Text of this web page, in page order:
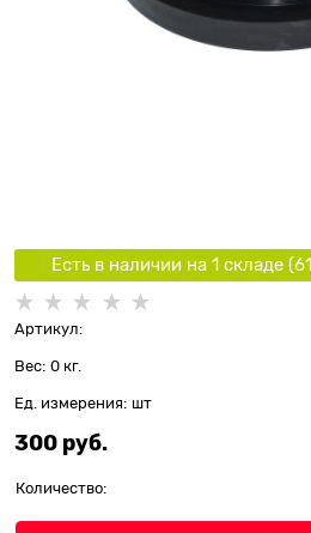
Есть в наличии на 1 складe (61
Артикул:
Вес: 0 кг.
Ед. измерения: шт
300 руб.
Количество: